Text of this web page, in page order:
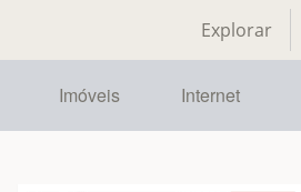
Explorar
Imóveis Internet